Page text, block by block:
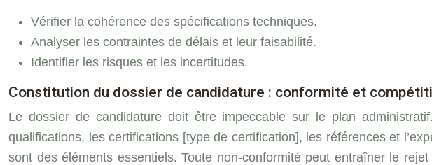
Vérifier la cohérence des spécifications techniques.
Analyser les contraintes de délais et leur faisabilité.
Identifier les risques et les incertitudes.
Constitution du dossier de candidature : conformité et
Le dossier de candidature doit être impeccable sur le plan
qualifications, les certifications [type de certification], les références et
sont des éléments essentiels. Toute non-conformité peut entraîner le